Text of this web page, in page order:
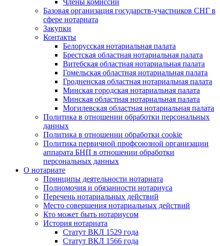
Члены комиссии
Базовая организация государств-участников СНГ в
сфере нотариата
Закупки
Контакты
Белорусская нотариальная палата
Брестская областная нотариальная палата
Витебская областная нотариальная палата
Гомельская областная нотариальная палата
Гродненская областная нотариальная палата
Минская городская нотариальная палата
Минская областная нотариальная палата
Могилевская областная нотариальная палата
Политика в отношении обработки персональных
данных
Политика в отношении обработки cookie
Политика первичной профсоюзной организации
аппарата БНП в отношении обработки
персональных данных
О нотариате
Принципы деятельности нотариата
Полномочия и обязанности нотариуса
Перечень нотариальных действий
Место совершения нотариальных действий
Кто может быть нотариусом
История нотариата
Статут ВКЛ 1529 года
Статут ВКЛ 1566 года